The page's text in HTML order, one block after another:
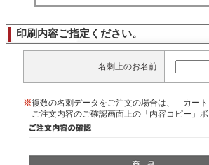
印刷内容ご指定ください。
名刺上のお名前
※複数の名刺データをご注文の場合は、「カー
ご注文内容のご確認画面上の「内容コピー」